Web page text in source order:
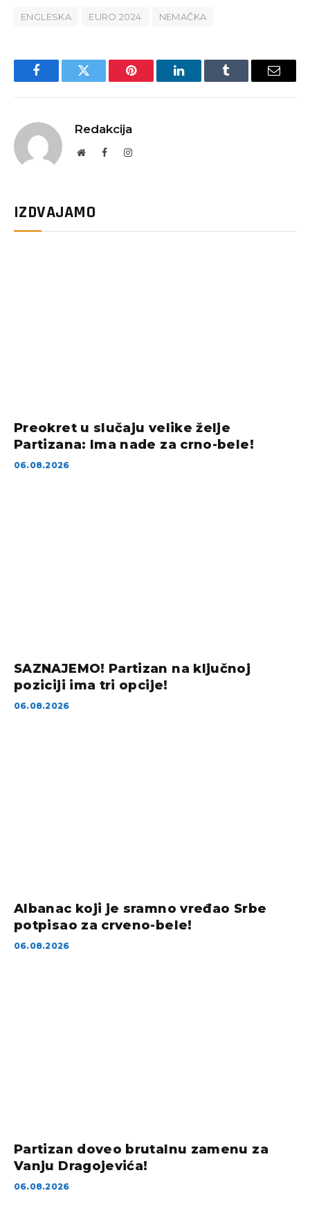
ENGLESKA EURO 2024 NEMAČKA
FacebookTwitter Pinterest LinkedInTumblr Email
Redakcija
WebsiteFacebookInstagram
IZDVAJAMO
Preokret u slučaju velike želje
Partizana: Ima nade za crno-bele!
06.08.2026
SAZNAJEMO! Partizan na ključnoj
poziciji ima tri opcije!
06.08.2026
Albanac koji je sramno vređao Srbe
potpisao za crveno-bele!
06.08.2026
Partizan doveo brutalnu zamenu za
Vanju Dragojevića!
06.08.2026